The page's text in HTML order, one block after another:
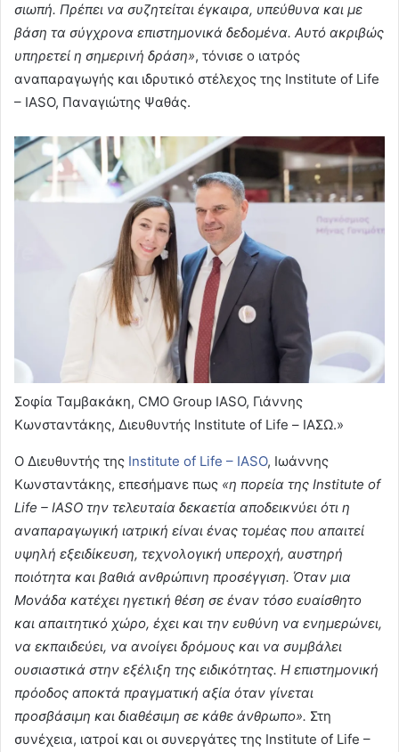
σιωπή. Πρέπει να συζητείται έγκαιρα, υπεύθυνα και με
βάση τα σύγχρονα επιστημονικά δεδομένα. Αυτό ακριβώς
υπηρετεί η σημερινή δράση», τόνισε ο ιατρός
αναπαραγωγής και ιδρυτικό στέλεχος της Institute of Life
– IASO, Παναγιώτης Ψαθάς.
Σοφία Ταμβακάκη, CMO Group IASO, Γιάννης
Κωνσταντάκης, Διευθυντής Institute of Life – ΙΑΣΩ.»
Ο Διευθυντής της Institute of Life – IASO, Ιωάννης
Κωνσταντάκης, επεσήμανε πως «η πορεία της Institute of
Life – IASO την τελευταία δεκαετία αποδεικνύει ότι η
αναπαραγωγική ιατρική είναι ένας τομέας που απαιτεί
υψηλή εξειδίκευση, τεχνολογική υπεροχή, αυστηρή
ποιότητα και βαθιά ανθρώπινη προσέγγιση. Όταν μια
Μονάδα κατέχει ηγετική θέση σε έναν τόσο ευαίσθητο
και απαιτητικό χώρο, έχει και την ευθύνη να ενημερώνει,
να εκπαιδεύει, να ανοίγει δρόμους και να συμβάλει
ουσιαστικά στην εξέλιξη της ειδικότητας. Η επιστημονική
πρόοδος αποκτά πραγματική αξία όταν γίνεται
προσβάσιμη και διαθέσιμη σε κάθε άνθρωπο». Στη
συνέχεια, ιατροί και οι συνεργάτες της Institute of Life –